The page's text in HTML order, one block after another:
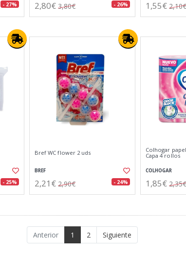
- 27% 2,80€ 3,80€ - 26% 1,55€ 2,10€
- 25%
Bref WC flower 2 uds
BREF
2,21€ 2,90€ - 24%
Colhogar
Capa 4 rollos
COLHOGAR
1,85€ 2,35€
Anterior 1 2 Siguiente